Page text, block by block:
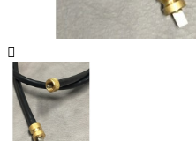
